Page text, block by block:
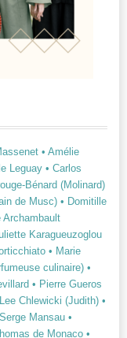
• Amélie
Leguay • Carlos
Bénard (Molinard)
de Musc) • Domitille
Archambault
Karagueuzoglou
• Marie
culinaire) •
• Pierre Gueros
Chlewicki (Judith) •
Mansau •
de Monaco •